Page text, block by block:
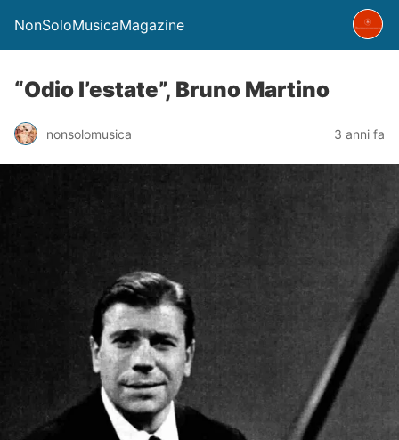
NonSoloMusicaMagazine
“Odio l’estate”, Bruno Martino
nonsolomusica 3 anni fa